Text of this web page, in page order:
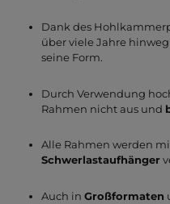
Dank des
über viele Jahre
seine Form.
Durch Verwendung
Rahmen nicht aus und
Alle Rahmen werden
Schwerlastaufhänger
Auch in Großformaten